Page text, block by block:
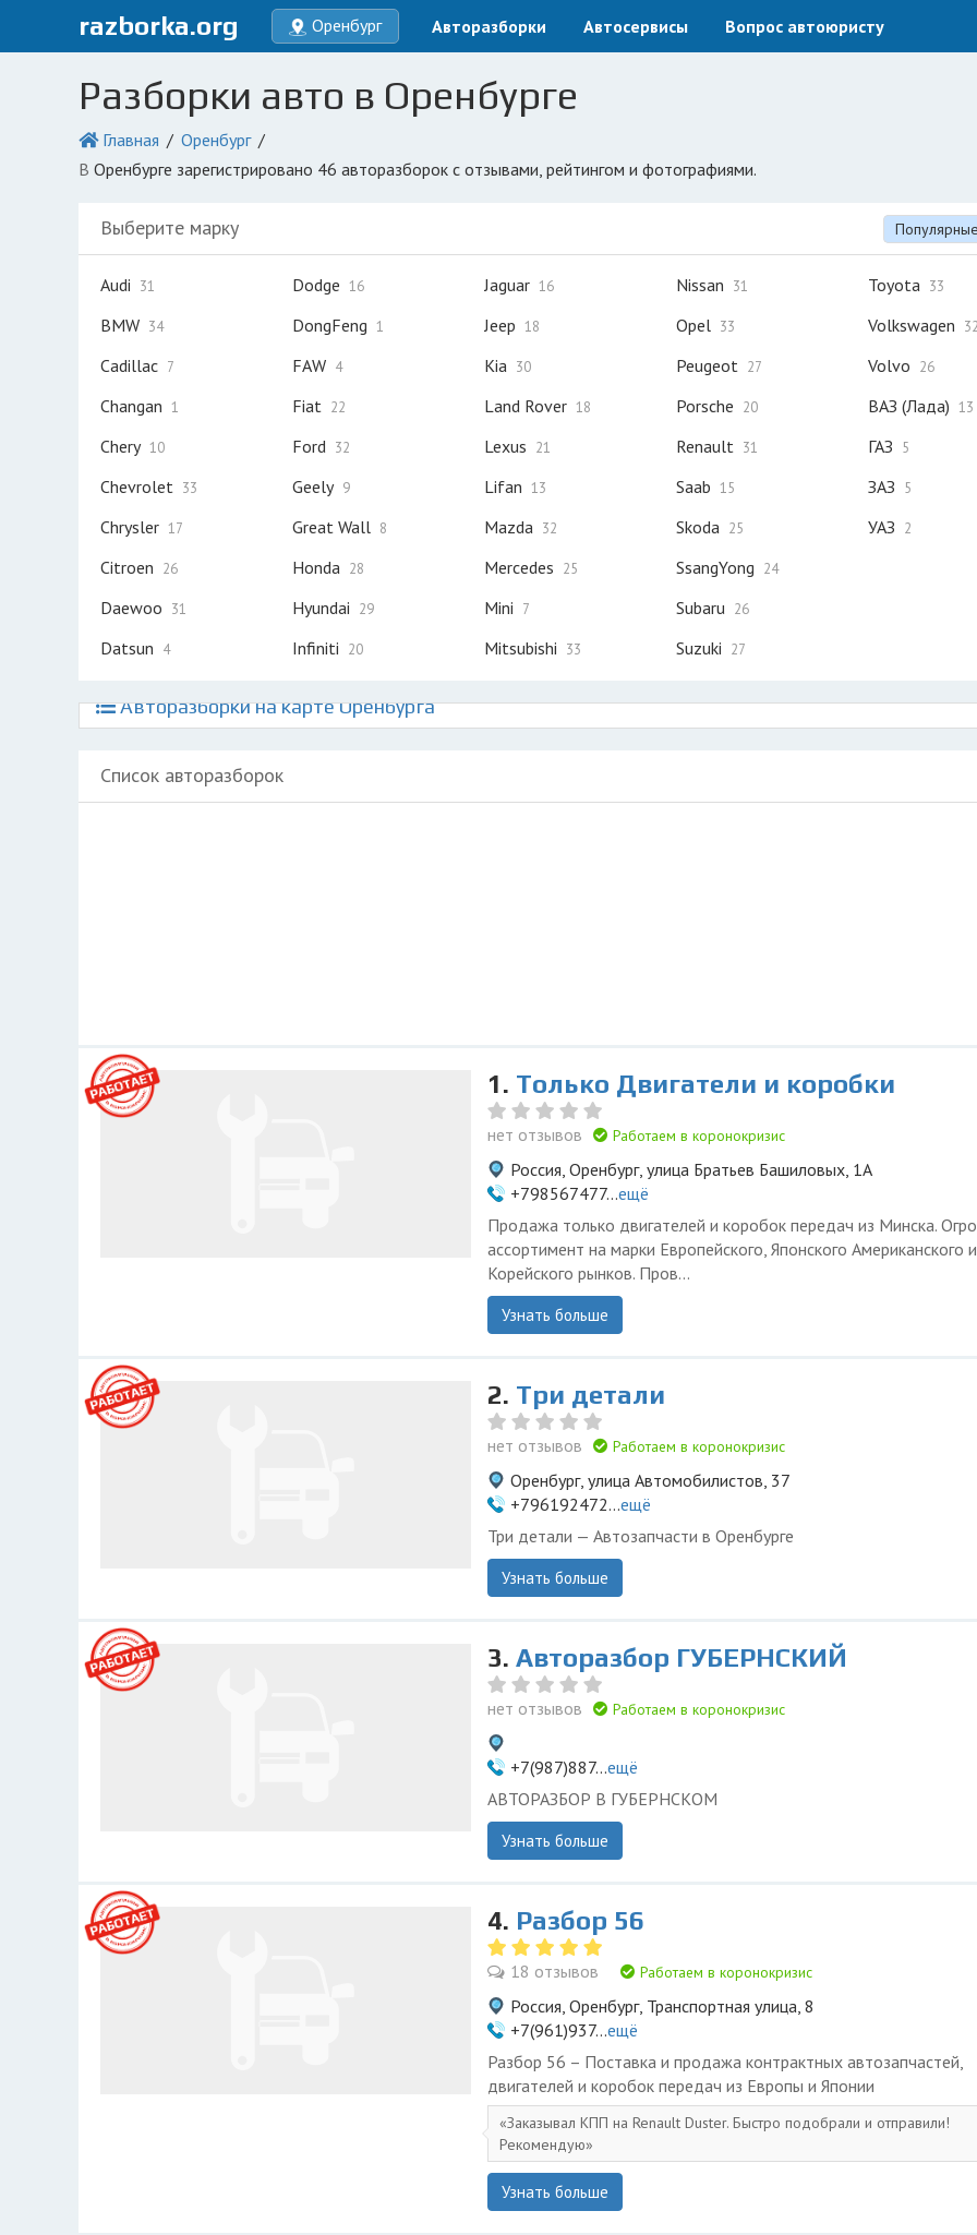
razborka.org Оренбург Авторазборки Автосервисы Вопрос автоюристу
Разборки авто в Оренбурге
Главная
Оренбург
в Оренбурге зарегистрировано 46 авторазборок с отзывами, рейтингом и фотографиями.
Выберите марку
Audi 31
BMW 34
Cadillac 7
Changan 1
Chery 10
Chevrolet 33
Chrysler 17
Citroen 26
Daewoo 31
Datsun 4
Dodge 16
DongFeng 1
FAW 4
Fiat 22
Ford 32
Geely 9
Great Wall 8
Honda 28
Hyundai 29
Infiniti 20
Jaguar 16
Jeep 18
Kia 30
Land Rover 18
Lexus 21
Lifan 13
Mazda 32
Mercedes 25
Mini 7
Mitsubishi 33
Nissan 31
Opel 33
Peugeot 27
Porsche 20
Renault 31
Saab 15
Skoda 25
SsangYong 24
Subaru 26
Suzuki 27
Toyota 33
Volkswagen
Volvo 26
ВАЗ (Лада) 13
ГАЗ 5
ЗАЗ 5
УАЗ 2
Авторазборки на карте Оренбурга
Список авторазборок
1. Только Двигатели и коробки
нет отзывов Работаем в коронокризис
Россия, Оренбург, улица Братьев Башиловых, 1А
+798567477...ещё
Продажа только двигателей и коробок передач из Минска.
ассортимент на марки Европейского, Японского Американского и
Корейского рынков. Пров...
Узнать больше
2. Три детали
нет отзывов Работаем в коронокризис
Оренбург, улица Автомобилистов, 37
+796192472...ещё
Три детали — Автозапчасти в Оренбурге
Узнать больше
3. Авторазбор ГУБЕРНСКИЙ
нет отзывов Работаем в коронокризис
+7(987)887...ещё
АВТОРАЗБОР В ГУБЕРНСКОМ
Узнать больше
4. Разбор 56
18 отзывов Работаем в коронокризис
Россия, Оренбург, Транспортная улица, 8
+7(961)937...ещё
Разбор 56 – Поставка и продажа контрактных автозапчастей,
двигателей и коробок передач из Европы и Японии
Заказывал КПП на Renault Duster. Быстро подобрали и отправили!
Рекомендую
Узнать больше